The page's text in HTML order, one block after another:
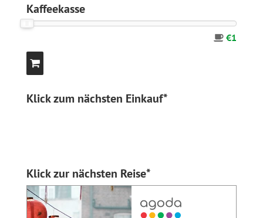
Kaffeekasse
€1
Klick zum nächsten Einkauf*
Klick zur nächsten Reise*